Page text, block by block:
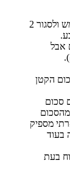
בימים אלה נפתחת לי האפשרות סוף כל סוף לממש ולסגור 2
אבל
הקטן
סכום
מספיק
בעוד
בעת